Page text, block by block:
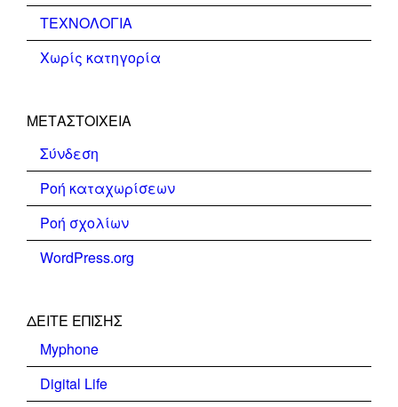
ΤΕΧΝΟΛΟΓΙΑ
Χωρίς κατηγορία
ΜΕΤΑΣΤΟΙΧΕΊΑ
Σύνδεση
Ροή καταχωρίσεων
Ροή σχολίων
WordPress.org
ΔΕΊΤΕ ΕΠΊΣΗΣ
Myphone
Digital Life